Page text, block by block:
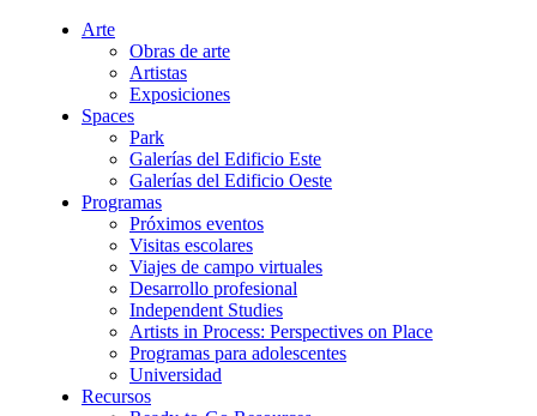
Arte
Obras de arte
Artistas
Exposiciones
Spaces
Park
Galerías del Edificio Este
Galerías del Edificio Oeste
Programas
Próximos eventos
Visitas escolares
Viajes de campo virtuales
Desarrollo profesional
Independent Studies
Artists in Process: Perspectives on Place
Programas para adolescentes
Universidad
Recursos